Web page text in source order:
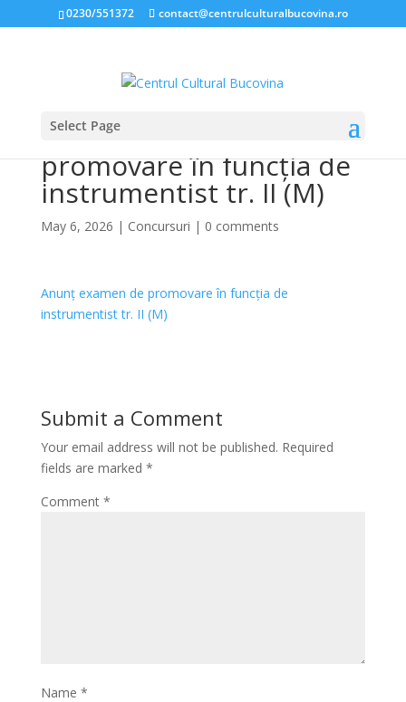
0230/551372 contact@centrulculturalbucovina.ro
Select Page
Anunț examen de
promovare în funcția de
instrumentist tr. II (M)
May 6, 2026 | Concursuri | 0 comments
Anunț examen de promovare în funcția de
instrumentist tr. II (M)
Submit a Comment
Your email address will not be published. Required
fields are marked *
Comment *
Name *